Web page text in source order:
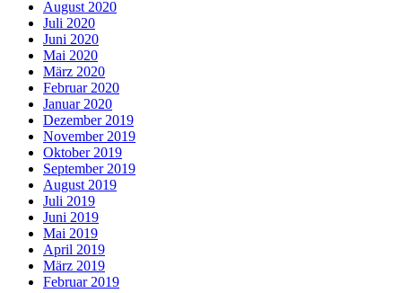
August 2020
Juli 2020
Juni 2020
Mai 2020
März 2020
Februar 2020
Januar 2020
Dezember 2019
November 2019
Oktober 2019
September 2019
August 2019
Juli 2019
Juni 2019
Mai 2019
April 2019
März 2019
Februar 2019